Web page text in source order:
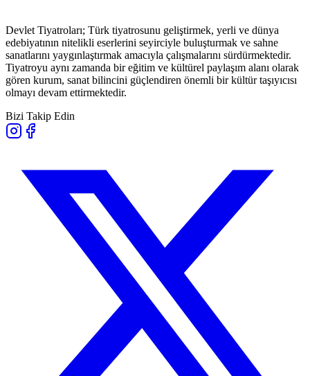
Devlet Tiyatroları; Türk tiyatrosunu geliştirmek, yerli ve dünya
edebiyatının nitelikli eserlerini seyirciyle buluşturmak ve sahne
sanatlarını yaygınlaştırmak amacıyla çalışmalarını sürdürmektedir.
Tiyatroyu aynı zamanda bir eğitim ve kültürel paylaşım alanı olarak
gören kurum, sanat bilincini güçlendiren önemli bir kültür taşıyıcısı
olmayı devam ettirmektedir.
Bizi Takip Edin